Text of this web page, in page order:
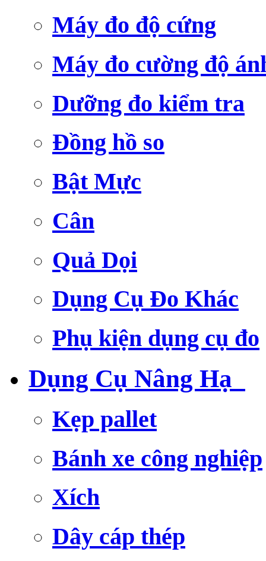
Máy đo độ cứng
Máy đo cường độ
Dưỡng đo kiểm tra
Đồng hồ so
Bật Mực
Cân
Quả Dọi
Dụng Cụ Đo Khác
Phụ kiện dụng cụ đo
Dụng Cụ Nâng Hạ
Kẹp pallet
Bánh xe công nghiệp
Xích
Dây cáp thép